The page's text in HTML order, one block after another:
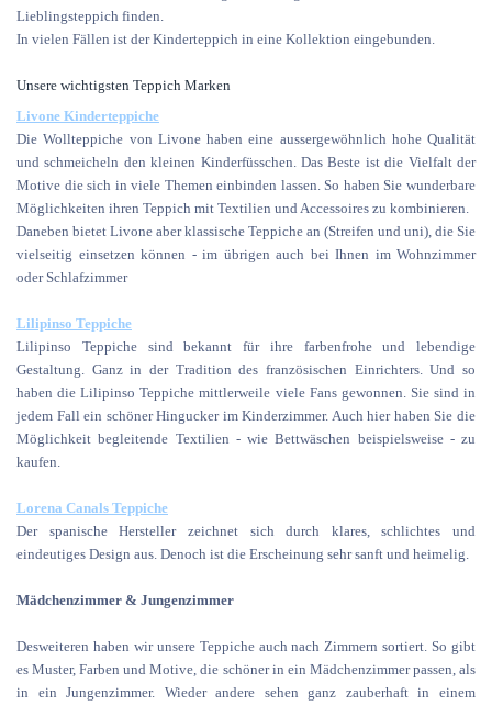
Lieblingsteppich finden.
In vielen Fällen ist der Kinderteppich in eine Kollektion eingebunden.
Unsere wichtigsten Teppich Marken
Livone Kinderteppiche
Die Wollteppiche von Livone haben eine aussergewöhnlich hohe Qualität
und schmeicheln den kleinen Kinderfüsschen. Das Beste ist die Vielfalt der
Motive die sich in viele Themen einbinden lassen. So haben Sie wunderbare
Möglichkeiten ihren Teppich mit Textilien und Accessoires zu kombinieren.
Daneben bietet Livone aber klassische Teppiche an (Streifen und uni), die Sie
vielseitig einsetzen können - im übrigen auch bei Ihnen im Wohnzimmer
oder Schlafzimmer
Lilipinso Teppiche
Lilipinso Teppiche sind bekannt für ihre farbenfrohe und lebendige
Gestaltung. Ganz in der Tradition des französischen Einrichters. Und so
haben die Lilipinso Teppiche mittlerweile viele Fans gewonnen. Sie sind in
jedem Fall ein schöner Hingucker im Kinderzimmer. Auch hier haben Sie die
Möglichkeit begleitende Textilien - wie Bettwäschen beispielsweise - zu
kaufen.
Lorena Canals Teppiche
Der spanische Hersteller zeichnet sich durch klares, schlichtes und
eindeutiges Design aus. Denoch ist die Erscheinung sehr sanft und heimelig.
Mädchenzimmer & Jungenzimmer
Desweiteren haben wir unsere Teppiche auch nach Zimmern sortiert. So gibt
es Muster, Farben und Motive, die schöner in ein Mädchenzimmer passen, als
in ein Jungenzimmer. Wieder andere sehen ganz zauberhaft in einem